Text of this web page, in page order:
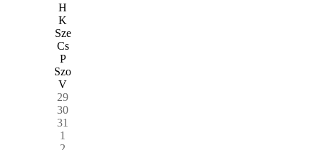
H
K
Sze
Cs
P
Szo
V
29
30
31
1